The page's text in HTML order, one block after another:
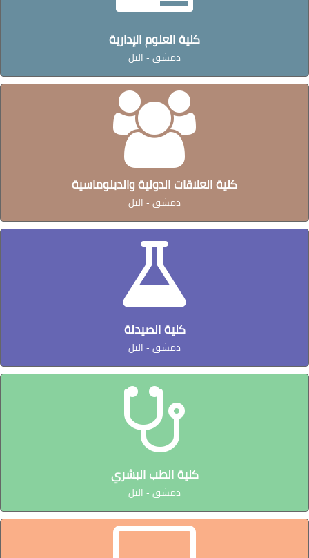
كلية العلوم الإدارية
دمشق - التل
كلية العلاقات الدولية والدبلوماسية
دمشق - التل
كلية الصيدلة
دمشق - التل
كلية الطب البشري
دمشق - التل